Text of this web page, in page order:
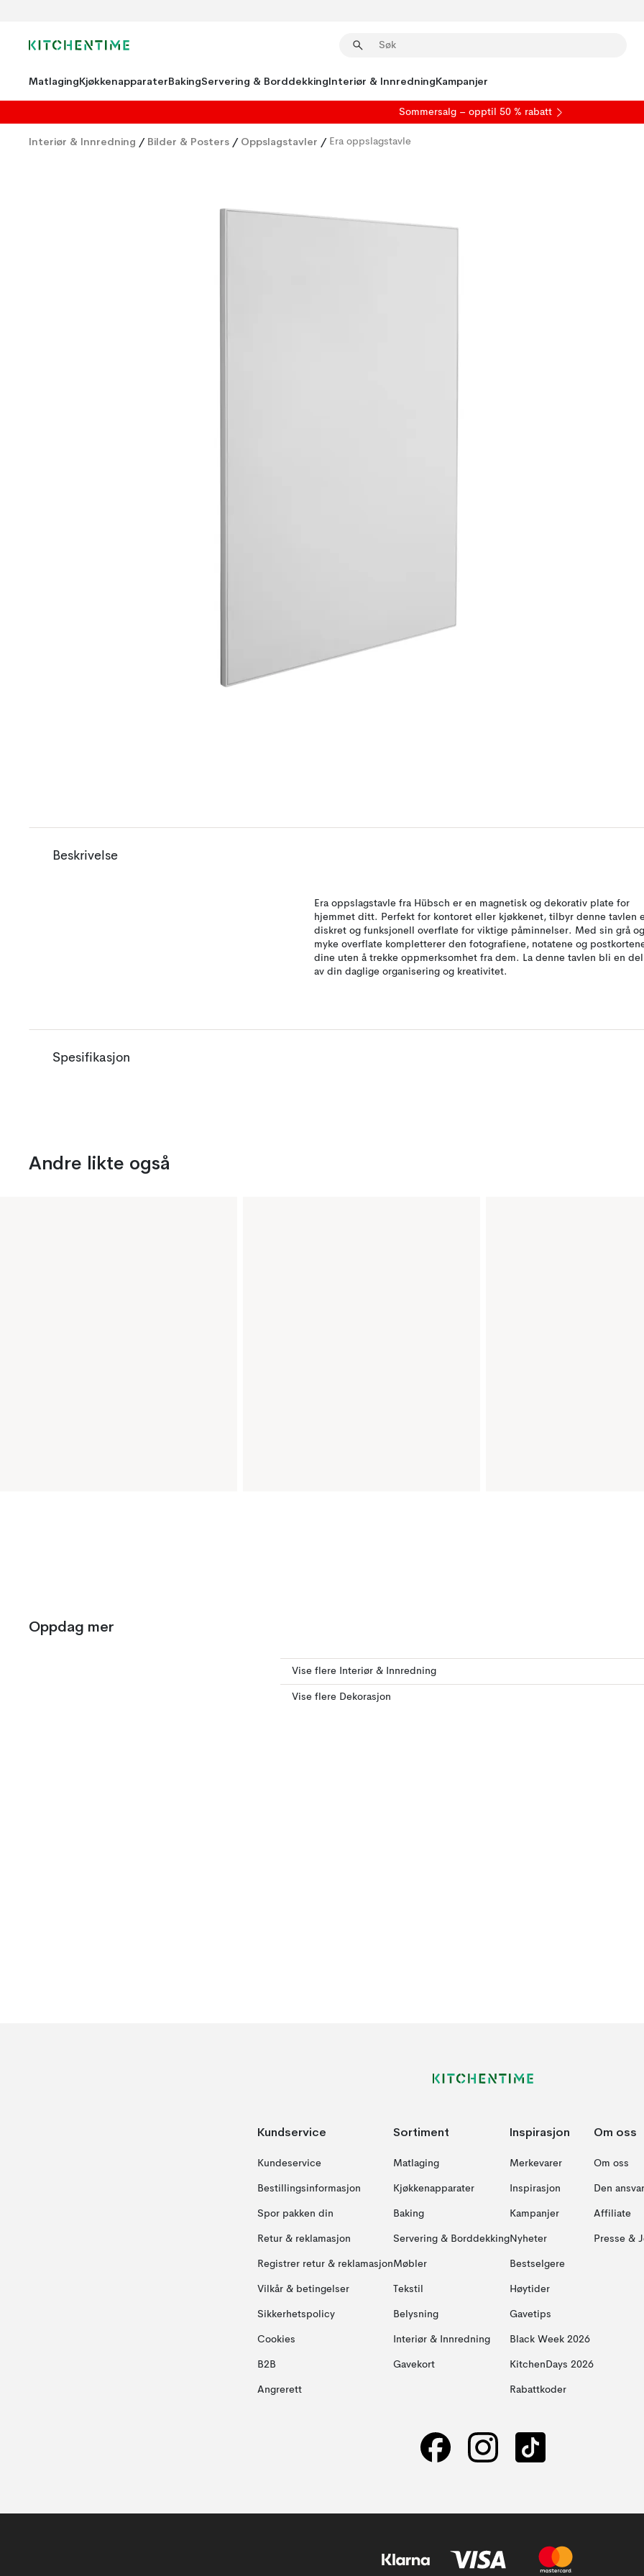
MatlagingKjøkkenapparaterBakingServering & BorddekkingInteriør & InnredningKampanjer
Sommersalg – opptil 50 % rabatt
Interiør & Innredning / Bilder & Posters / Oppslagstavler / Era oppslagstavle
Beskrivelse
Era oppslagstavle fra Hübsch er en magnetisk og dekorativ plate for
hjemmet ditt. Perfekt for kontoret eller kjøkkenet, tilbyr denne tavlen
diskret og funksjonell overflate for viktige påminnelser. Med sin grå og
myke overflate kompletterer den fotografiene, notatene og
dine uten å trekke oppmerksomhet fra dem. La denne tavlen bli en del
av din daglige organisering og kreativitet.
Spesifikasjon
Andre likte også
Oppdag mer
Vise flere Interiør & Innredning
Vise flere Dekorasjon
Kundservice
Kundeservice
Bestillingsinformasjon
Spor pakken din
Retur & reklamasjon
Registrer retur & reklamasjon
Vilkår & betingelser
Sikkerhetspolicy
Cookies
B2B
Angrerett
Sortiment
Matlaging
Kjøkkenapparater
Baking
Servering & Borddekking
Møbler
Tekstil
Belysning
Interiør & Innredning
Gavekort
Inspirasjon
Merkevarer
Inspirasjon
Kampanjer
Nyheter
Bestselgere
Høytider
Gavetips
Black Week 2026
KitchenDays 2026
Rabattkoder
Om oss
Om oss
Den
Affiliate
Presse &